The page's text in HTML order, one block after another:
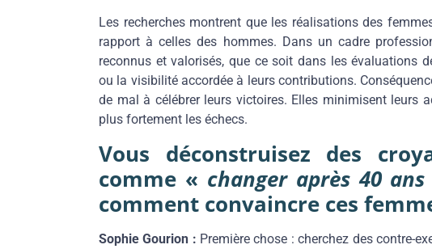
Les recherches montrent que les réalisations des
rapport à celles des hommes. Dans un cadre
reconnus et valorisés, que ce soit dans les évaluations
ou la visibilité accordée à leurs contributions.
de mal à célébrer leurs victoires. Elles minimisent leurs
plus fortement les échecs.
Vous déconstruisez des
comme « changer après 40
comment convaincre ces
Sophie Gourion : Première chose : cherchez des contre-